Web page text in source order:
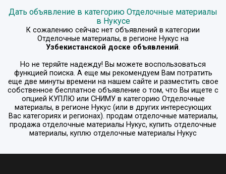
Дать объявление в категорию Отделочные материалы
в Нукусе
К сожалению сейчас нет объявлений в категории
Отделочные материалы, в регионе Нукус на
Узбекистанской доске объявлений.
Но не теряйте надежду! Вы можете воспользоваться
функцией поиска. А еще мы рекомендуем Вам потратить
еще две минуты времени на нашем сайте и разместить свое
собственное бесплатное объявление о том, что Вы ищете с
опцией КУПЛЮ или СНИМУв категорию Отделочные
материалы, в регионе Нукус (или в других интересующих
Вас категориях и регионах). продам отделочные материалы,
продажа отделочные материалы Нукус, купить отделочные
материалы, куплю отделочные материалы Нукус